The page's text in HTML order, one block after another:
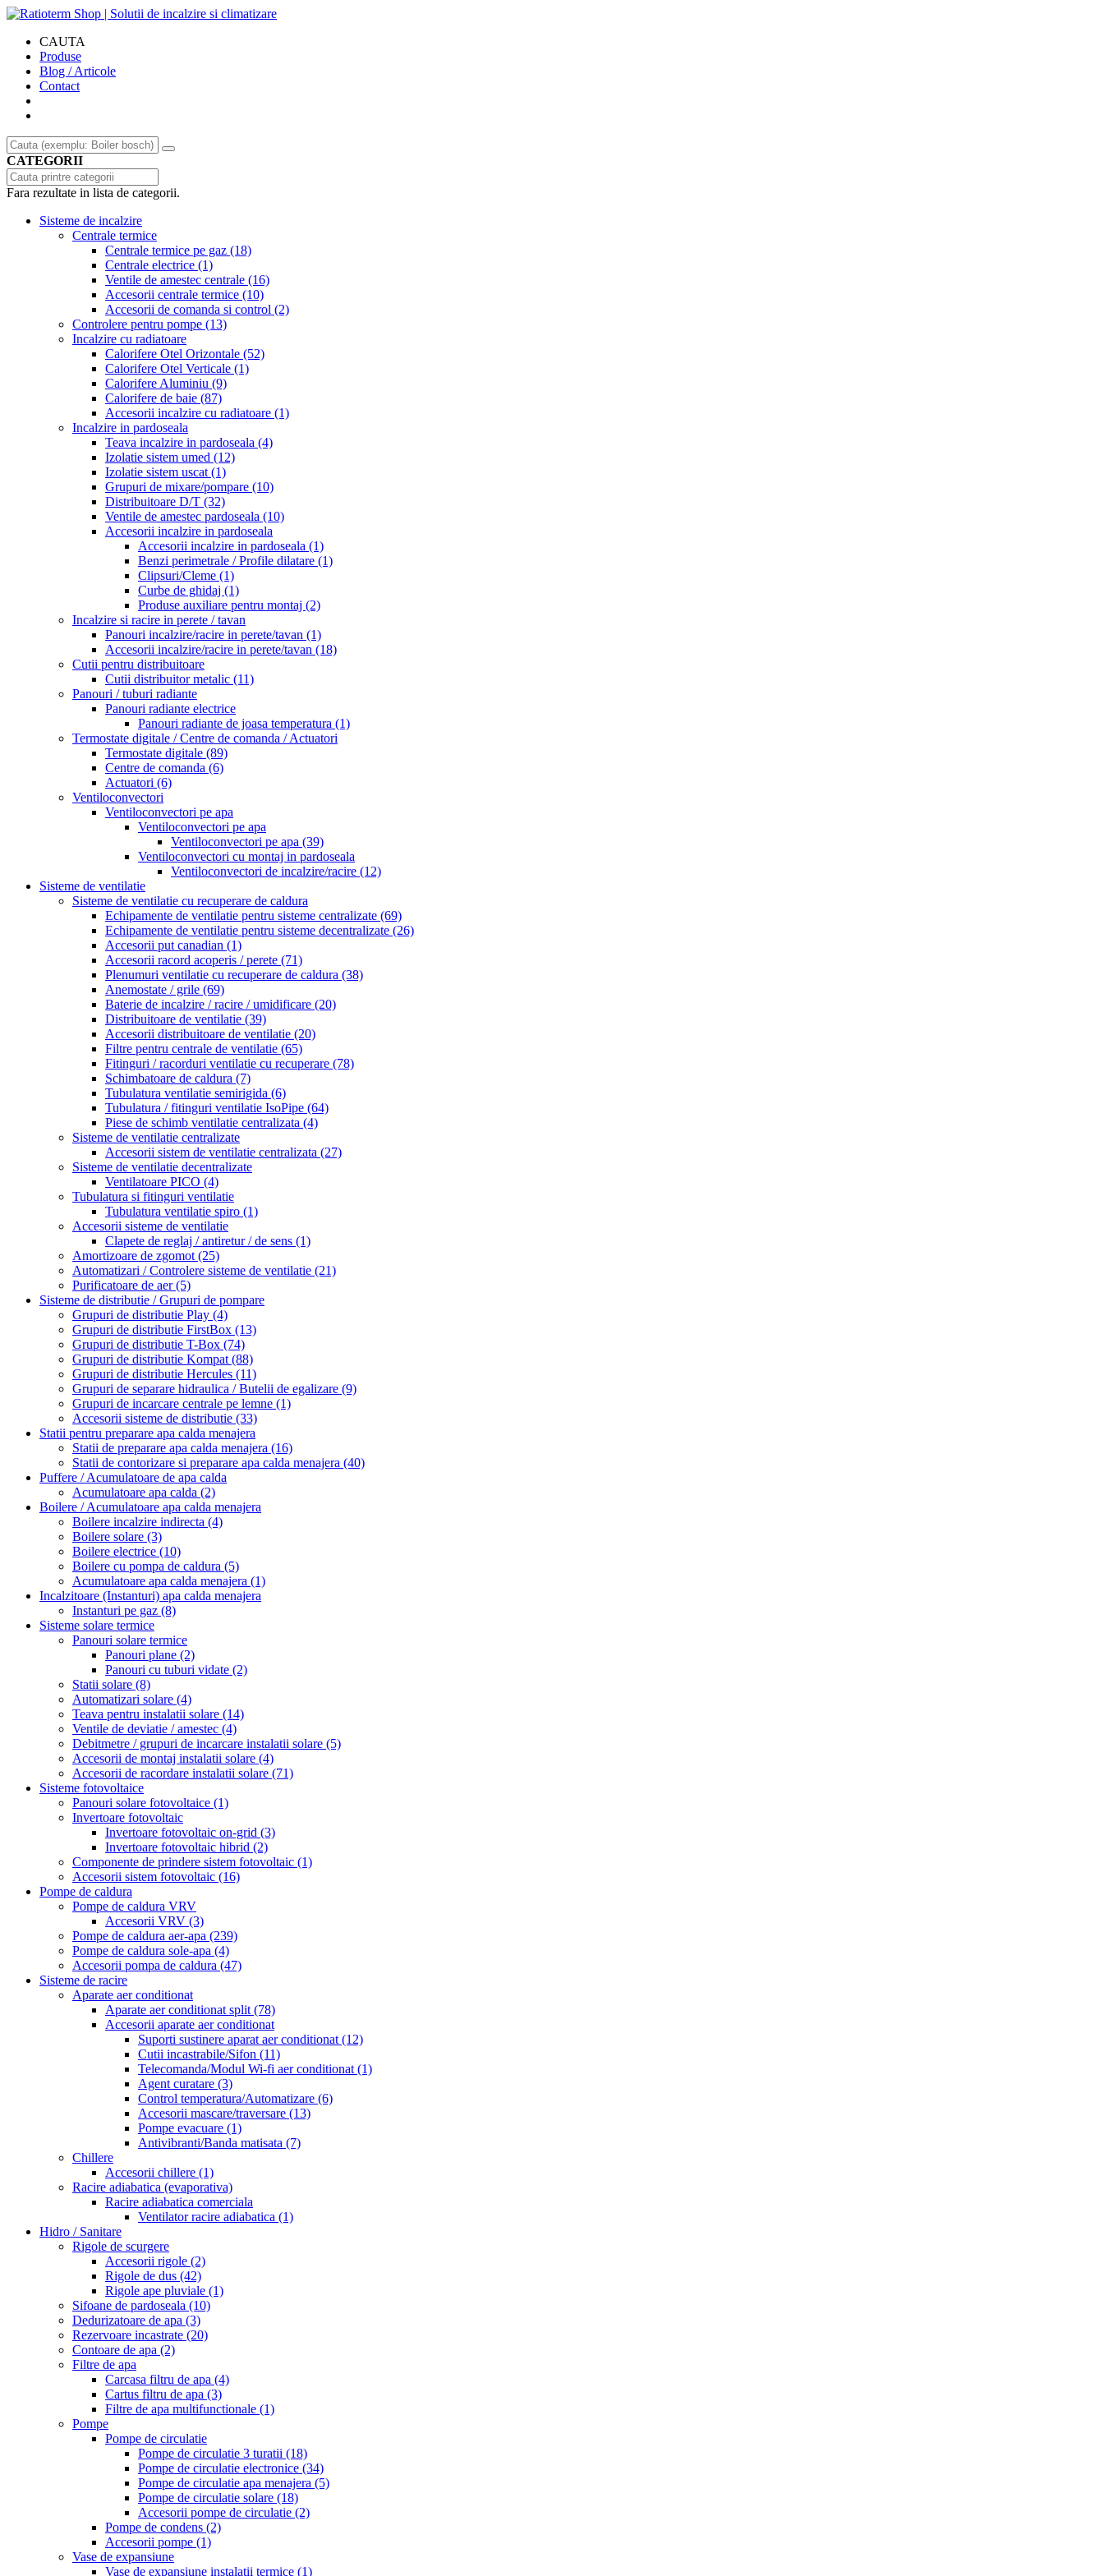
CAUTA
Produse
Blog / Articole
Contact
CATEGORII
Fara rezultate in lista de categorii.
Sisteme de incalzire
Centrale termice
Centrale termice pe gaz (18)
Centrale electrice (1)
Ventile de amestec centrale (16)
Accesorii centrale termice (10)
Accesorii de comanda si control (2)
Controlere pentru pompe (13)
Incalzire cu radiatoare
Calorifere Otel Orizontale (52)
Calorifere Otel Verticale (1)
Calorifere Aluminiu (9)
Calorifere de baie (87)
Accesorii incalzire cu radiatoare (1)
Incalzire in pardoseala
Teava incalzire in pardoseala (4)
Izolatie sistem umed (12)
Izolatie sistem uscat (1)
Grupuri de mixare/pompare (10)
Distribuitoare D/T (32)
Ventile de amestec pardoseala (10)
Accesorii incalzire in pardoseala
Accesorii incalzire in pardoseala (1)
Benzi perimetrale / Profile dilatare (1)
Clipsuri/Cleme (1)
Curbe de ghidaj (1)
Produse auxiliare pentru montaj (2)
Incalzire si racire in perete / tavan
Panouri incalzire/racire in perete/tavan (1)
Accesorii incalzire/racire in perete/tavan (18)
Cutii pentru distribuitoare
Cutii distribuitor metalic (11)
Panouri / tuburi radiante
Panouri radiante electrice
Panouri radiante de joasa temperatura (1)
Termostate digitale / Centre de comanda / Actuatori
Termostate digitale (89)
Centre de comanda (6)
Actuatori (6)
Ventiloconvectori
Ventiloconvectori pe apa
Ventiloconvectori pe apa
Ventiloconvectori pe apa (39)
Ventiloconvectori cu montaj in pardoseala
Ventiloconvectori de incalzire/racire (12)
Sisteme de ventilatie
Sisteme de ventilatie cu recuperare de caldura
Echipamente de ventilatie pentru sisteme centralizate (69)
Echipamente de ventilatie pentru sisteme decentralizate (26)
Accesorii put canadian (1)
Accesorii racord acoperis / perete (71)
Plenumuri ventilatie cu recuperare de caldura (38)
Anemostate / grile (69)
Baterie de incalzire / racire / umidificare (20)
Distribuitoare de ventilatie (39)
Accesorii distribuitoare de ventilatie (20)
Filtre pentru centrale de ventilatie (65)
Fitinguri / racorduri ventilatie cu recuperare (78)
Schimbatoare de caldura (7)
Tubulatura ventilatie semirigida (6)
Tubulatura / fitinguri ventilatie IsoPipe (64)
Piese de schimb ventilatie centralizata (4)
Sisteme de ventilatie centralizate
Accesorii sistem de ventilatie centralizata (27)
Sisteme de ventilatie decentralizate
Ventilatoare PICO (4)
Tubulatura si fitinguri ventilatie
Tubulatura ventilatie spiro (1)
Accesorii sisteme de ventilatie
Clapete de reglaj / antiretur / de sens (1)
Amortizoare de zgomot (25)
Automatizari / Controlere sisteme de ventilatie (21)
Purificatoare de aer(5)
Sisteme de distributie / Grupuri de pompare
Grupuri de distributie Play (4)
Grupuri de distributie FirstBox (13)
Grupuri de distributie T-Box (74)
Grupuri de distributie Kompat (88)
Grupuri de distributie Hercules (11)
Grupuri de separare hidraulica / Butelii de egalizare (9)
Grupuri de incarcare centrale pe lemne (1)
Accesorii sisteme de distributie (33)
Statii pentru preparare apa calda menajera
Statii de preparare apa calda menajera (16)
Statii de contorizare si preparare apa calda menajera (40)
Puffere / Acumulatoare de apa calda
Acumulatoare apa calda (2)
Boilere / Acumulatoare apa calda menajera
Boilere incalzire indirecta (4)
Boilere solare (3)
Boilere electrice (10)
Boilere cu pompa de caldura (5)
Acumulatoare apa calda menajera (1)
Incalzitoare (Instanturi) apa calda menajera
Instanturi pe gaz (8)
Sisteme solare termice
Panouri solare termice
Panouri plane (2)
Panouri cu tuburi vidate (2)
Statii solare (8)
Automatizari solare (4)
Teava pentru instalatii solare (14)
Ventile de deviatie / amestec (4)
Debitmetre / grupuri de incarcare instalatii solare (5)
Accesorii de montaj instalatii solare (4)
Accesorii de racordare instalatii solare (71)
Sisteme fotovoltaice
Panouri solare fotovoltaice (1)
Invertoare fotovoltaic
Invertoare fotovoltaic on-grid (3)
Invertoare fotovoltaic hibrid (2)
Componente de prindere sistem fotovoltaic (1)
Accesorii sistem fotovoltaic (16)
Pompe de caldura
Pompe de caldura VRV
Accesorii VRV (3)
Pompe de caldura aer-apa (239)
Pompe de caldura sole-apa (4)
Accesorii pompa de caldura (47)
Sisteme de racire
Aparate aer conditionat
Aparate aer conditionat split (78)
Accesorii aparate aer conditionat
Suporti sustinere aparat aer conditionat (12)
Cutii incastrabile/Sifon (11)
Telecomanda/Modul Wi-fi aer conditionat (1)
Agent curatare (3)
Control temperatura/Automatizare (6)
Accesorii mascare/traversare (13)
Pompe evacuare (1)
Antivibranti/Banda matisata (7)
Chillere
Accesorii chillere (1)
Racire adiabatica (evaporativa)
Racire adiabatica comerciala
Ventilator racire adiabatica (1)
Hidro / Sanitare
Rigole de scurgere
Accesorii rigole (2)
Rigole de dus (42)
Rigole ape pluviale (1)
Sifoane de pardoseala (10)
Dedurizatoare de apa (3)
Rezervoare incastrate (20)
Contoare de apa (2)
Filtre de apa
Carcasa filtru de apa (4)
Cartus filtru de apa (3)
Filtre de apa multifunctionale (1)
Pompe
Pompe de circulatie
Pompe de circulatie 3 turatii (18)
Pompe de circulatie electronice (34)
Pompe de circulatie apa menajera (5)
Pompe de circulatie solare (18)
Accesorii pompe de circulatie (2)
Pompe de condens (2)
Accesorii pompe (1)
Vase de expansiune
Vase de expansiune instalatii termice (1)